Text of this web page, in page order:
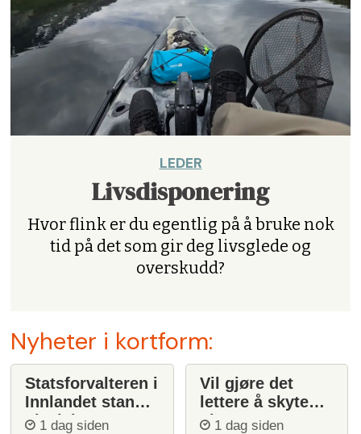
LEDER
Livsdisponering
Hvor flink er du egentlig på å bruke nok
tid på det som gir deg livsglede og
overskudd?
Nyheter i kortform:
Statsforvalteren i
Innlandet stanser
ulvejakt
1 dag siden
Vil gjøre det
lettere å skyte
ulv1 dag siden